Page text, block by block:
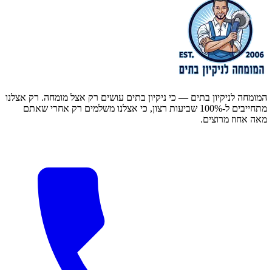
המומחה לניקיון בתים — כי ניקיון בתים עושים רק אצל מומחה. רק אצלנו
מתחייבים ל-100% שביעות רצון, כי אצלנו משלמים רק אחרי שאתם
מאה אחוז מרוצים.